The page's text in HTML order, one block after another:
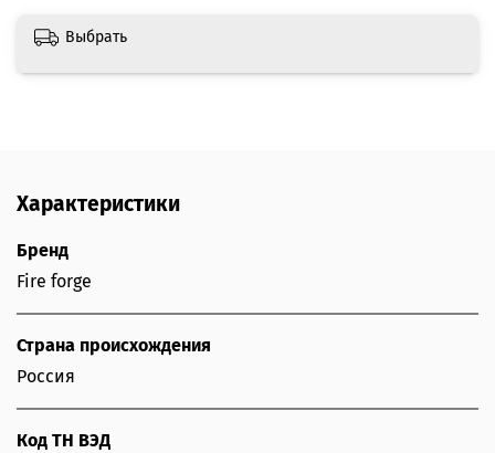
Выбрать
Характеристики
Бренд
Fire forge
Страна происхождения
Россия
Код ТН ВЭД